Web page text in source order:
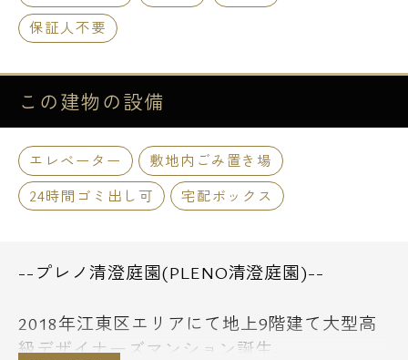
保証人不要
この建物の設備
エレベーター
敷地内ごみ置き場
24時間ゴミ出し可
宅配ボックス
--プレノ清澄庭園(PLENO清澄庭園)--
2018年江東区エリアにて地上9階建て大型高
級デザイナーズマンション誕生。